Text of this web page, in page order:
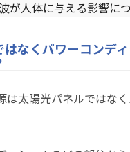
が人体に与える影響につ
なくパワーコンデ
は太陽光パネルではな